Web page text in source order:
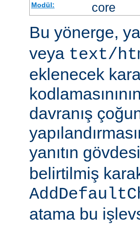
Modül: core
Bu yönerge,
veya text/
eklenecek
davranış
yanıtın
belirtilmiş
atama bu